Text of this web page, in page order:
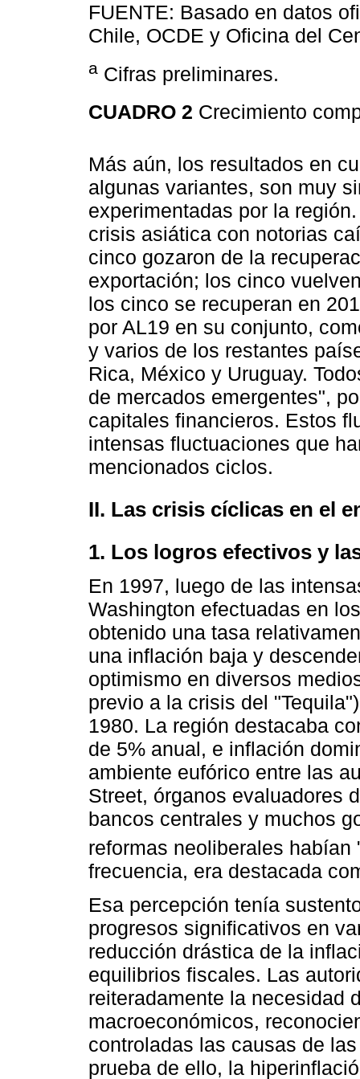
FUENTE: Basado en datos
Chile, OCDE y Oficina del
a Cifras preliminares.
CUADRO 2 Crecimiento
Más aún, los resultados en
algunas variantes, son muy
experimentadas por la
crisis asiática con notorias
cinco gozaron de la
exportación; los cinco
los cinco se recuperan en
por AL19 en su conjunto,
y varios de los restantes
Rica, México y Uruguay.
de mercados emergentes",
capitales financieros. Estos
intensas fluctuaciones que
mencionados ciclos.
II. Las crisis cíclicas en el
1. Los logros efectivos y
En 1997, luego de las
Washington efectuadas en
obtenido una tasa
una inflación baja y
optimismo en diversos
previo a la crisis del
1980. La región destacaba
de 5% anual, e inflación
ambiente eufórico entre las
Street, órganos evaluadores
bancos centrales y muchos
reformas neoliberales habían
frecuencia, era destacada
Esa percepción tenía
progresos significativos en
reducción drástica de la
equilibrios fiscales. Las
reiteradamente la necesidad
macroeconómicos,
controladas las causas de
prueba de ello, la